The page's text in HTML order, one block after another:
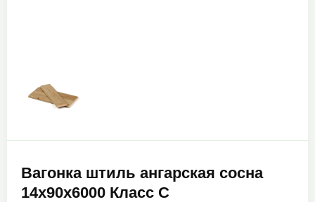
Вагонка штиль ангарская сосна
14х90х6000 Класс С